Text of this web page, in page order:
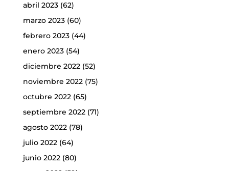
abril 2023(62)
marzo 2023(60)
febrero 2023(44)
enero 2023(54)
diciembre 2022(52)
noviembre 2022(75)
octubre 2022(65)
septiembre 2022(71)
agosto 2022(78)
julio 2022(64)
junio 2022(80)